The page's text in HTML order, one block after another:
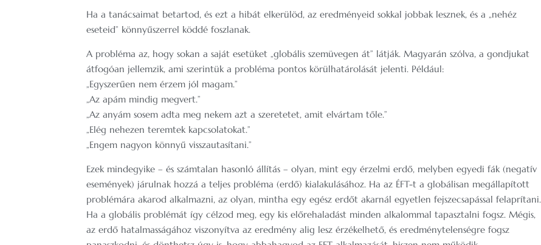
Ha a tanácsaimat betartod, és ezt a hibát elkerülöd, az eredményeid sokkal jobbak lesznek, és a „nehéz
eseteid” könnyűszerrel köddé foszlanak.
A probléma az, hogy sokan a saját esetüket „globális szemüvegen át” látják. Magyarán szólva, a gondjukat
átfogóan jellemzik, ami szerintük a probléma pontos körülhatárolását jelenti. Például:
„Egyszerűen nem érzem jól magam.”
„Az apám mindig megvert.”
„Az anyám sosem adta meg nekem azt a szeretetet, amit elvártam tőle.”
„Elég nehezen teremtek kapcsolatokat.”
„Engem nagyon könnyű visszautasítani.”
Ezek mindegyike – és számtalan hasonló állítás – olyan, mint egy érzelmi erdő, melyben egyedi fák (negatív
események) járulnak hozzá a teljes probléma (erdő) kialakulásához. Ha az ÉFT-t a globálisan megállapított
problémára akarod alkalmazni, az olyan, mintha egy egész erdőt akarnál egyetlen fejszecsapással felaprítani.
Ha a globális problémát így célzod meg, egy kis előrehaladást minden alkalommal tapasztalni fogsz. Mégis,
az erdő hatalmasságához viszonyítva az eredmény alig lesz érzékelhető, és eredménytelenségre fogsz